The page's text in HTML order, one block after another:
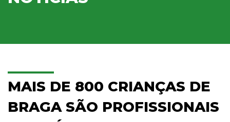
MAIS DE 800 CRIANÇAS DE
BRAGA SÃO PROFISSIONAIS